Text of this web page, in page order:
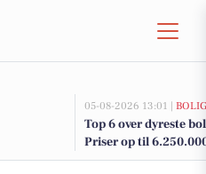
05-08-2026 13:01 |
Top 6 over dyreste
Priser op til